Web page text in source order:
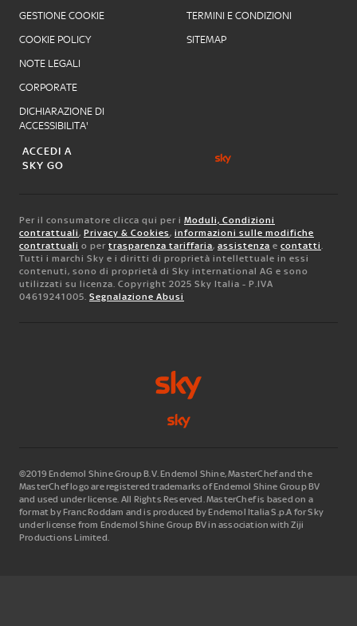
GESTIONE COOKIE
COOKIE POLICY
NOTE LEGALI
CORPORATE
DICHIARAZIONE DI
ACCESSIBILITA'
TERMINI E CONDIZIONI
SITEMAP
ACCEDI A
SKY GO
Per il consumatore clicca qui per i Moduli, Condizioni
contrattuali, Privacy & Cookies, informazioni sulle modifiche
contrattuali o per trasparenza tariffaria, assistenza e contatti.
Tutti i marchi Sky e i diritti di proprietà intellettuale in essi
contenuti, sono di proprietà di Sky international AG e sono
utilizzati su licenza. Copyright 2025 Sky Italia - P.IVA
04619241005. Segnalazione Abusi
©2019 Endemol Shine Group B.V. Endemol Shine, MasterChef and the
MasterChef logo are registered trademarks of Endemol Shine Group BV
and used under license. All Rights Reserved. MasterChef is based on a
format by Franc Roddam and is produced by Endemol Italia S.p.A for Sky
under license from Endemol Shine Group BV in association with Ziji
Productions Limited.